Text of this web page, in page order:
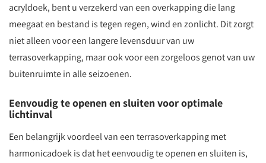
acryldoek, bent u verzekerd van een overkapping die lang
meegaat en bestand is tegen regen, wind en zonlicht. Dit zorgt
niet alleen voor een langere levensduur van uw
terrasoverkapping, maar ook voor een zorgeloos genot van uw
buitenruimte in alle seizoenen.
Eenvoudig te openen en sluiten voor optimale
lichtinval
Een belangrijk voordeel van een terrasoverkapping met
harmonicadoek is dat het eenvoudig te openen en sluiten is,